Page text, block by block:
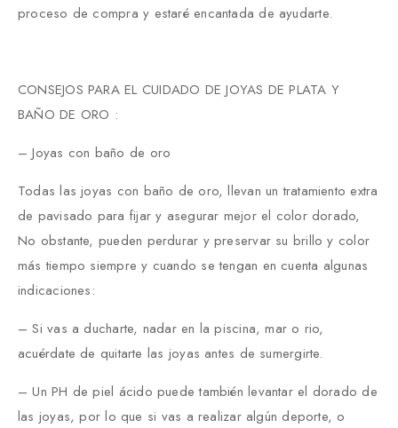
proceso de compra y estaré encantada de ayudarte.
CONSEJOS PARA EL CUIDADO DE JOYAS DE PLATA Y
BAÑO DE ORO :
– Joyas con baño de oro
Todas las joyas con baño de oro, llevan un tratamiento extra
de pavisado para fijar y asegurar mejor el color dorado,
No obstante, pueden perdurar y preservar su brillo y color
más tiempo siempre y cuando se tengan en cuenta algunas
indicaciones:
– Si vas a ducharte, nadar en la piscina, mar o rio,
acuérdate de quitarte las joyas antes de sumergirte.
– Un PH de piel ácido puede también levantar el dorado de
las joyas, por lo que si vas a realizar algún deporte, o